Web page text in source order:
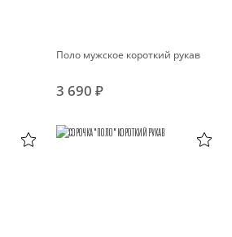
Поло мужское короткий рукав
3 690 ₽